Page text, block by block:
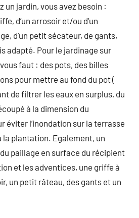
un jardin, vous avez besoin :
d’un arrosoir et/ou d’un
d’un petit sécateur, de gants,
adapté. Pour le jardinage sur
faut : des pots, des billes
pour mettre au fond du pot (
de filtrer les eaux en surplus, du
à la dimension du
éviter l’inondation sur la terrasse
la plantation. Egalement, un
paillage en surface du récipient
et les adventices, une griffe à
un petit râteau, des gants et un